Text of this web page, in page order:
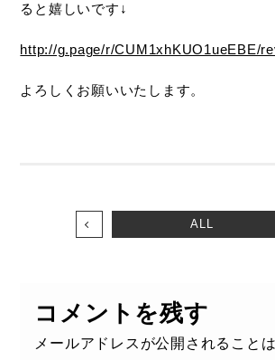
ると嬉しいです↓
http://g.page/r/CUM1xhKUO1ueEBE/
よろしくお願いいたします。
ALL
コメントを残す
メールアドレスが公開されること